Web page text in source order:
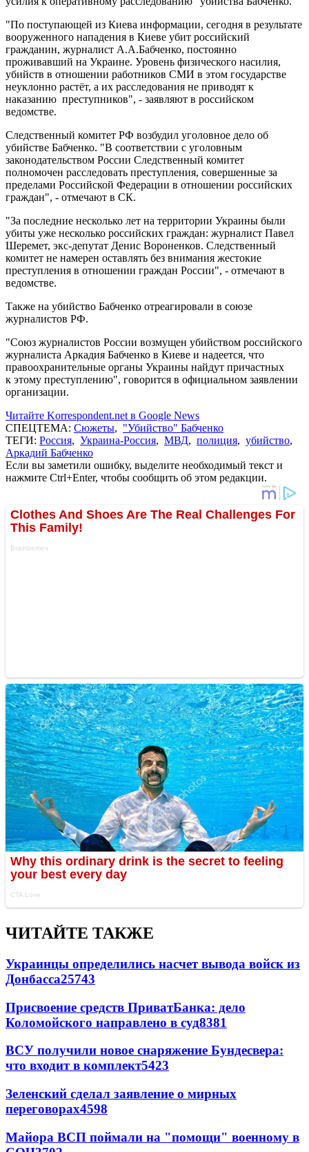
"По поступающей из Киева информации, сегодня в результате
вооруженного нападения в Киеве убит российский
гражданин, журналист А.А.Бабченко, постоянно
проживавший на Украине. Уровень физического насилия,
убийств в отношении работников СМИ в этом государстве
неуклонно растёт, а их расследования не приводят к
наказанию преступников", - заявляют в российском
ведомстве.
Следственный комитет РФ возбудил уголовное дело об
убийстве Бабченко. "В соответствии с уголовным
законодательством России Следственный комитет
полномочен расследовать преступления, совершенные за
пределами Российской Федерации в отношении российских
граждан", - отмечают в СК.
"За последние несколько лет на территории Украины были
убиты уже несколько российских граждан: журналист Павел
Шеремет, экс-депутат Денис Вороненков. Следственный
комитет не намерен оставлять без внимания жестокие
преступления в отношении граждан России", - отмечают в
ведомстве.
Также на убийство Бабченко отреагировали в союзе
журналистов РФ.
"Союз журналистов России возмущен убийством российского
журналиста Аркадия Бабченко в Киеве и надеется, что
правоохранительные органы Украины найдут причастных
к этому преступлению", говорится в официальном заявлении
организации.
Читайте Korrespondent.net в Google News
СПЕЦТЕМА: Сюжеты, "Убийство" Бабченко
ТЕГИ: Россия, Украина-Россия, МВД, полиция, убийство,
Аркадий Бабченко
Если вы заметили ошибку, выделите необходимый текст и
нажмите Ctrl+Enter, чтобы сообщить об этом редакции.
ЧИТАЙТЕ ТАКЖЕ
Украинцы определились насчет вывода войск из
Донбасса25743
Присвоение средств ПриватБанка: дело
Коломойского направлено в суд8381
ВСУ получили новое снаряжение Бундесвера:
что входит в комплект5423
Зеленский сделал заявление о мирных
переговорах4598
Майора ВСП поймали на "помощи" военному в